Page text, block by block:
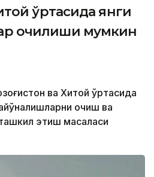
ўртасида янги
очилиши мумкин
ва Хитой ўртасида
очиш ва
этиш масаласи